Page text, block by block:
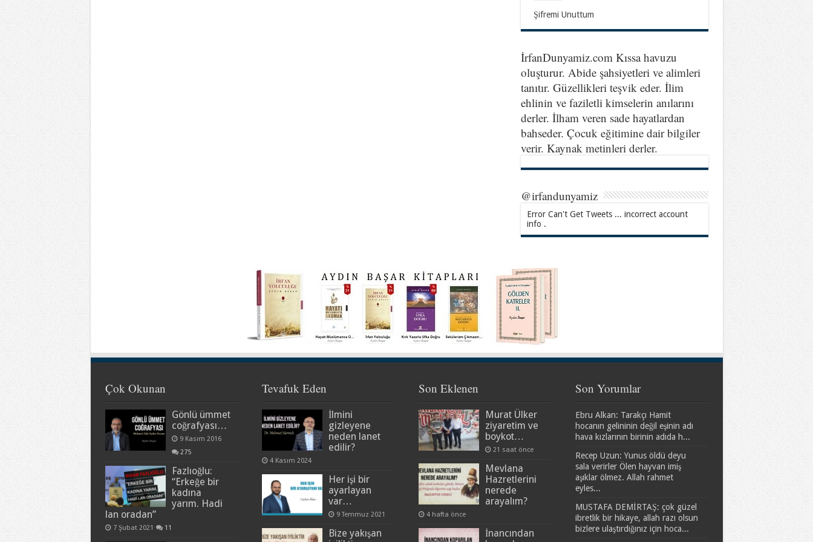
Şifremi Unuttum
İrfanDunyamiz.com Kıssa havuzu
oluşturur. Abide şahsiyetleri ve alimleri
tanıtır. Güzellikleri teşvik eder. İlim
ehlinin ve faziletli kimselerin anılarını
derler. İlham veren sade hayatlardan
bahseder. Çocuk eğitimine dair bilgiler
verir. Kaynak metinleri derler.
@irfandunyamiz
Error Can't Get Tweets ... incorrect account
info .
Çok Okunan
Gönlü ümmet
coğrafyası…
9 Kasım 2016
275
Fazlıoğlu:
“Erkeğe bir
kadına
yarım. Hadi
lan oradan”
7 Şubat 2021 11
Tevafuk Eden
İlmini
gizleyene
neden lanet
edilir?
4 Kasım 2024
Her işi bir
ayarlayan
var…
9 Temmuz 2021
Bize yakışan
Son Eklenen
Murat Ülker
ziyaretim ve
boykot…
21 saat önce
Mevlana
Hazretlerini
nerede
arayalım?
4 hafta önce
İnancından
Son Yorumlar
Ebru Alkan: Tarakçı Hamit
hocanın gelininin değil eşinin adı
hava kızlarının birinin adıda h...
Recep Uzun: Yunus öldü deyu
sala verirler Ölen hayvan imiş
aşıklar ölmez. Allah rahmet
eyles...
MUSTAFA DEMİRTAŞ: çok güzel
ibretlik bir hikaye, allah razı olsun
bizlere ulaştırdığınız için hoca...